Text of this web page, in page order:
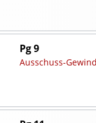
Pg 9
Ausschuss-